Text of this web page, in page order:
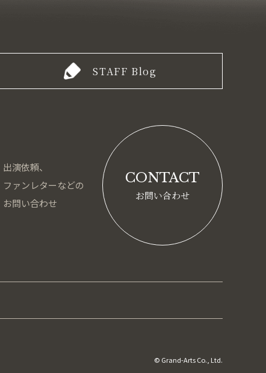
STAFF Blog
出演依頼、
ファンレターなどの
お問い合わせ
CONTACT
お問い合わせ
© Grand-Arts Co., Ltd.